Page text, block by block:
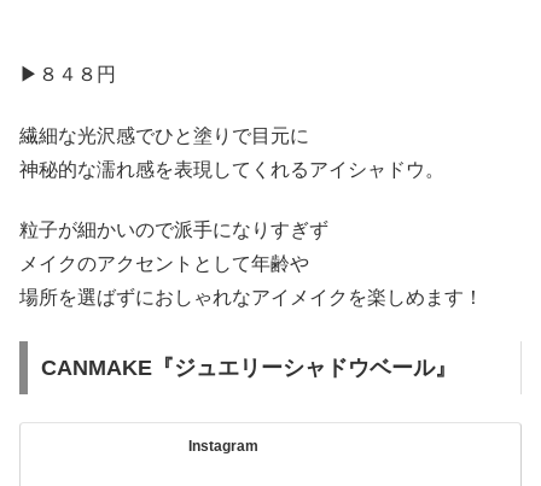
▶︎８４８円
繊細な光沢感でひと塗りで目元に
神秘的な濡れ感を表現してくれるアイシャドウ。
粒子が細かいので派手になりすぎず
メイクのアクセントとして年齢や
場所を選ばずにおしゃれなアイメイクを楽しめます！
CANMAKE『ジュエリーシャドウベール』
Instagram